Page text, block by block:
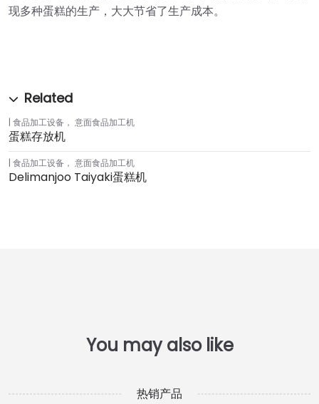
现多种蛋糕的生产，大大节省了生产成本。
食品加工设备 ， 意面食品加工机
蛋糕存放机
食品加工设备 ， 意面食品加工机
Delimanjoo Taiyaki蛋糕机
热销产品